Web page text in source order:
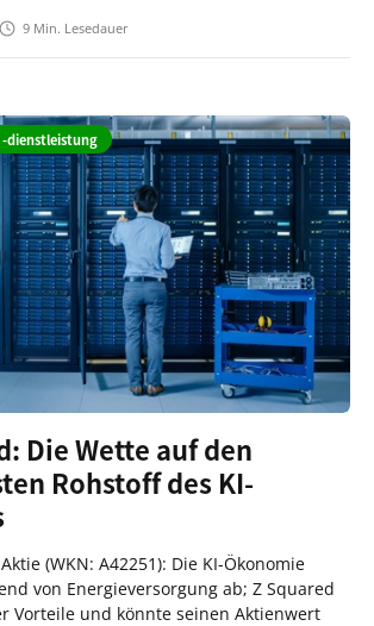
9 Min. Lesedauer
dienstleistung
Die Wette auf den
Rohstoff des KI-
(WKN: A42251): Die KI-Ökonomie
von Energieversorgung ab; Z Squared
Vorteile und könnte seinen Aktienwert